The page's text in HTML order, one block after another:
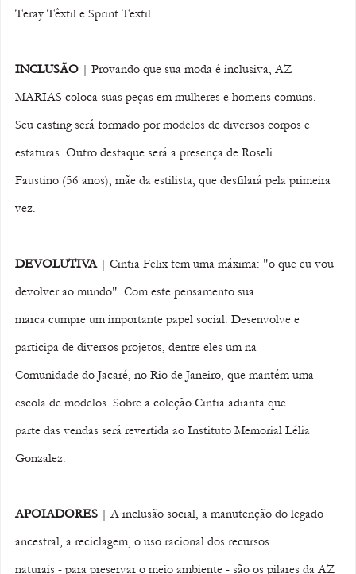
Teray Têxtil e Sprint Textil.
INCLUSÃO | Provando que sua moda é inclusiva, AZ
MARIAS coloca suas peças em mulheres e homens comuns.
Seu casting será formado por modelos de diversos corpos e
estaturas. Outro destaque será a presença de Roseli
Faustino (56 anos), mãe da estilista, que desfilará pela primeira
vez.
DEVOLUTIVA | Cintia Felix tem uma máxima: "o que eu vou
devolver ao mundo". Com este pensamento sua
marca cumpre um importante papel social. Desenvolve e
participa de diversos projetos, dentre eles um na
Comunidade do Jacaré, no Rio de Janeiro, que mantém uma
escola de modelos. Sobre a coleção Cintia adianta que
parte das vendas será revertida ao Instituto Memorial Lélia
Gonzalez.
APOIADORES | A inclusão social, a manutenção do legado
ancestral, a reciclagem, o uso racional dos recursos
naturais - para preservar o meio ambiente - são os pilares da AZ